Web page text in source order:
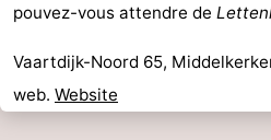
pouvez-vous attendre de
Vaartdijk-Noord 65,
web. Website